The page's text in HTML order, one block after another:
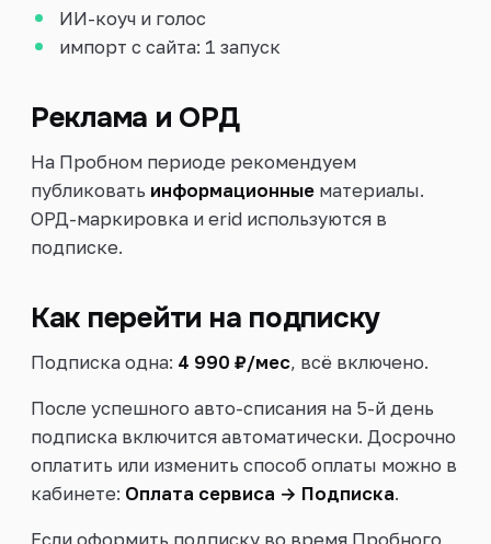
ИИ-коуч и голос
импорт с сайта: 1 запуск
Реклама и ОРД
На Пробном периоде рекомендуем
публиковать информационные материалы.
ОРД-маркировка и erid используются в
подписке.
Как перейти на подписку
Подписка одна: 4 990 ₽/мес, всё включено.
После успешного авто-списания на 5-й день
подписка включится автоматически. Досрочно
оплатить или изменить способ оплаты можно в
кабинете: Оплата сервиса → Подписка.